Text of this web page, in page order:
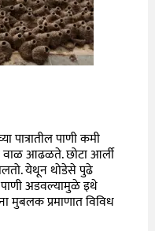
पात्रातील पाणी कमी
आढळते. छोटा आर्ली
येथून थोडेसे पुढे
पाणी अडवल्यामुळे इथे
मुबलक प्रमाणात विविध